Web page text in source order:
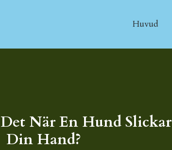
Huvud
När En Hund Slickar
Din Hand?